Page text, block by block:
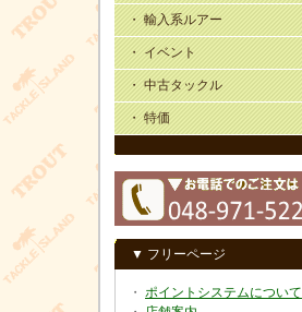
・ 輸入系ルアー
・ イベント
・ 中古タックル
・ 特価
▼ フリーページ
・ ポイントシステムについて